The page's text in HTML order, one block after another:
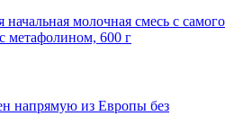
молочная смесь с самого
метафолином, 600 г
напрямую из Европы без